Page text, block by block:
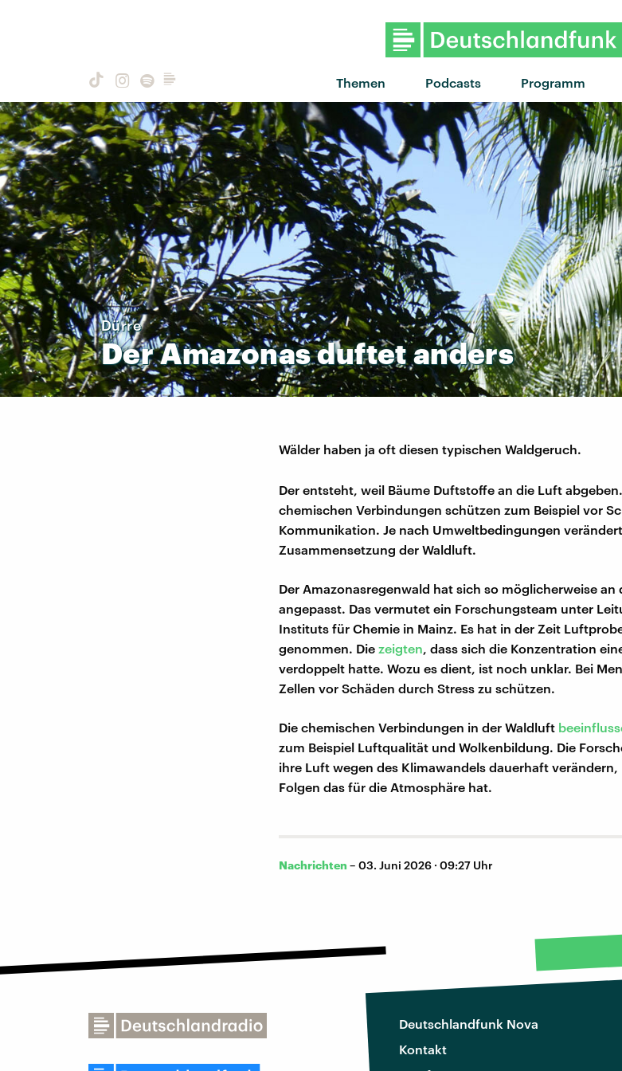
Themen Podcasts Programm
Dürre
DerAmazonasduftetanders
Wälder haben ja oft diesen typischen Waldgeruch.
Der entsteht, weil Bäume Duftstoffe an die Luft
chemischen Verbindungen schützen zum Beispiel vor
Kommunikation. Je nach Umweltbedingungen
Zusammensetzung der Waldluft.
Der Amazonasregenwald hat sich so möglicherweise
angepasst. Das vermutet ein Forschungsteam unter
Instituts für Chemie in Mainz. Es hat in der Zeit
genommen. Die zeigten, dass sich die Konzentration
verdoppelt hatte. Wozu es dient, ist noch unklar. Bei
Zellen vor Schäden durch Stress zu schützen.
Die chemischen Verbindungen in der Waldluft
zum Beispiel Luftqualität und Wolkenbildung. Die
ihre Luft wegen des Klimawandels dauerhaft
Folgen das für die Atmosphäre hat.
Nachrichten – 03. Juni 2026 · 09:27 Uhr
Deutschlandfunk Nova
Kontakt